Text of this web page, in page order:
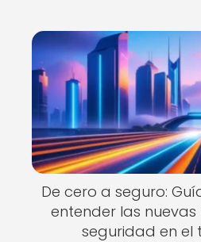
De cero a seguro:
entender las
seguridad en el